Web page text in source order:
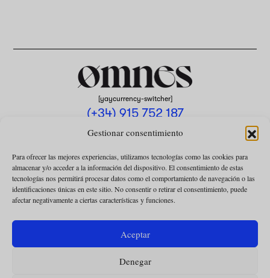
Gestionar consentimiento
Para ofrecer las mejores experiencias, utilizamos tecnologías como las cookies para
almacenar y/o acceder a la información del dispositivo. El consentimiento de estas
tecnologías nos permitirá procesar datos como el comportamiento de navegación o las
identificaciones únicas en este sitio. No consentir o retirar el consentimiento, puede
afectar negativamente a ciertas características y funciones.
Aceptar
Denegar
[yaycurrency-switcher]
(+34) 915 752 187
omnes@omnesmag.com
POLÍTICA DE PRIVACIDAD
USO DE COOKIES
CONDICIONES DE LA COLABORACIÓN